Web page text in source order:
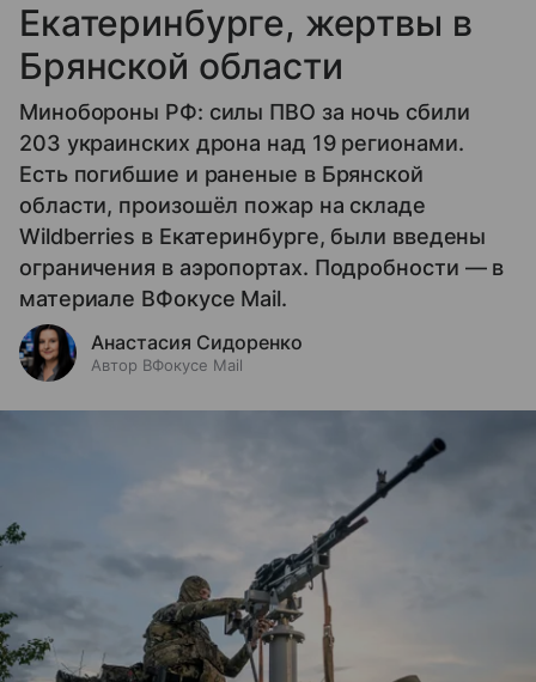
Екатеринбурге, жертвы в
Брянской области
Минобороны РФ: силы ПВО за ночь сбили
203 украинских дрона над 19 регионами.
Есть погибшие и раненые в Брянской
области, произошёл пожар на складе
Wildberries в Екатеринбурге, были введены
ограничения в аэропортах. Подробности — в
материале ВФокусе Mail.
Анастасия Сидоренко
Автор ВФокусе Mail